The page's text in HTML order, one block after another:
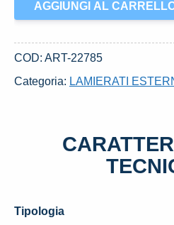
PORTA
SX.
(2006)
AGGIUNGI AL
COD: ART-22785
Categoria: LAMIERATI
Tipologia